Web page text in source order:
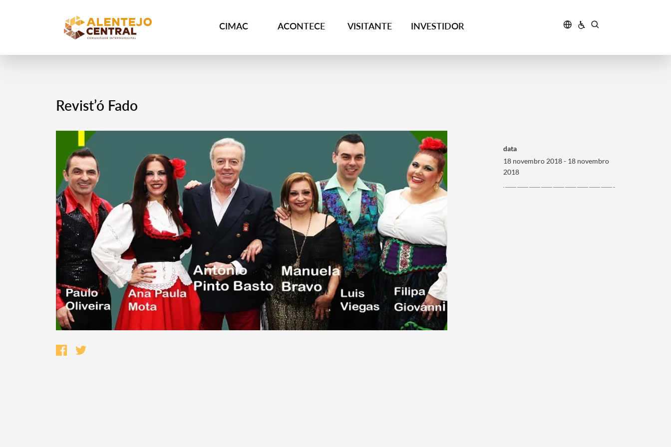
CIMAC ACONTECE VISITANTE INVESTIDOR
Termo de Pesquisa
Categorias gerais
Revist’ó Fado
data
18 novembro 2018 - 18 novembro
2018